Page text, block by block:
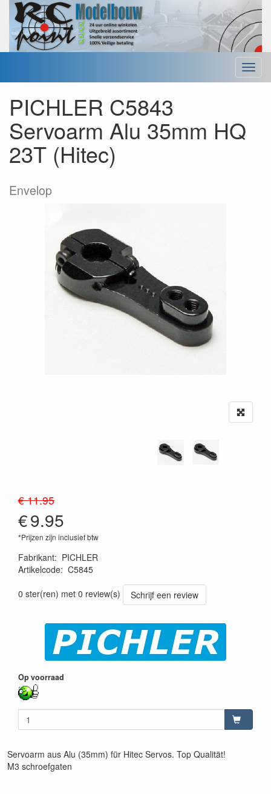
Menu
PICHLER C5843
Servoarm Alu 35mm HQ
23T (Hitec)
Envelop
€ 11.95
€9.95
*Prijzen zijn inclusief btw
Fabrikant: PICHLER
Artikelcode: C5845
0 ster(ren) met 0 review(s)
Schrijf een review
Op voorraad
Servoarm aus Alu (35mm) für Hitec Servos. Top Qualität!
M3 schroefgaten